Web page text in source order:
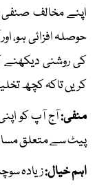
اپنے مخالف صنفی
حوصلہ افزائی ہو،
کی روشنی دیکھنے
کریں تاکہ کچھ
منفی:آج آپ کو
پیٹ سے متعلق
اہم خیال:زیادہ